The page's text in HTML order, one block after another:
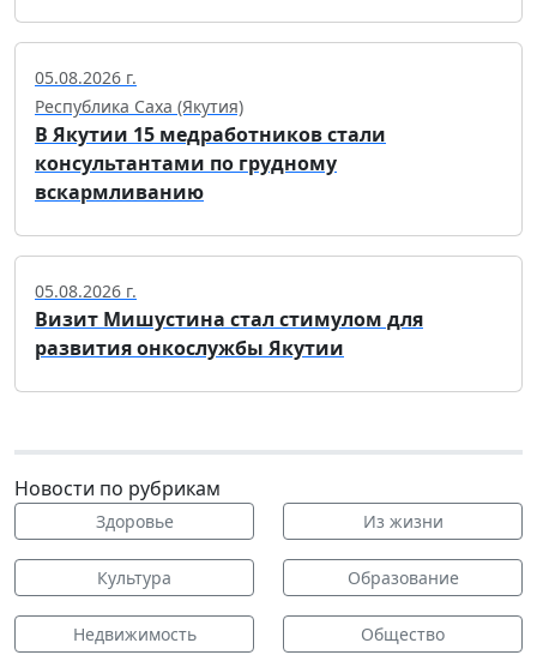
05.08.2026 г.
Республика Саха (Якутия)
В Якутии 15 медработников стали
консультантами по грудному
вскармливанию
05.08.2026 г.
Визит Мишустина стал стимулом для
развития онкослужбы Якутии
Новости по рубрикам
Здоровье Из жизни
Культура Образование
Недвижимость Общество